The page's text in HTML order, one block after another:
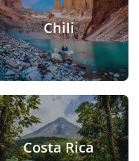
Chili
Costa Rica